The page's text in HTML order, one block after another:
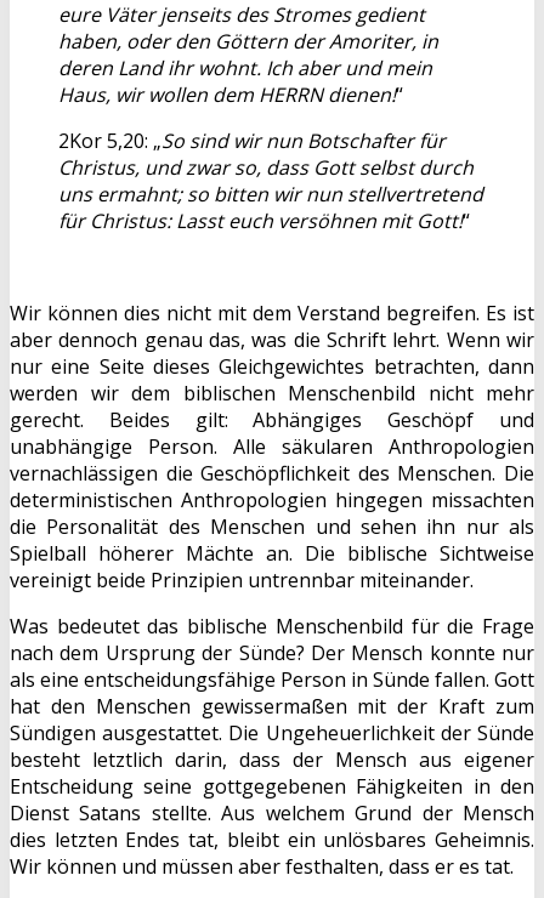
eure Väter jenseits des Stromes gedient
haben, oder den Göttern der Amoriter, in
deren Land ihr wohnt. Ich aber und mein
Haus, wir wollen dem HERRN dienen!“
2Kor 5,20: „So sind wir nun Botschafter für
Christus, und zwar so, dass Gott selbst durch
uns ermahnt; so bitten wir nun stellvertretend
für Christus: Lasst euch versöhnen mit Gott!“
Wir können dies nicht mit dem Verstand begreifen. Es ist
aber dennoch genau das, was die Schrift lehrt. Wenn wir
nur eine Seite dieses Gleichgewichtes betrachten, dann
werden wir dem biblischen Menschenbild nicht mehr
gerecht. Beides gilt: Abhängiges Geschöpf und
unabhängige Person. Alle säkularen Anthropologien
vernachlässigen die Geschöpflichkeit des Menschen. Die
deterministischen Anthropologien hingegen missachten
die Personalität des Menschen und sehen ihn nur als
Spielball höherer Mächte an. Die biblische Sichtweise
vereinigt beide Prinzipien untrennbar miteinander.
Was bedeutet das biblische Menschenbild für die Frage
nach dem Ursprung der Sünde? Der Mensch konnte nur
als eine entscheidungsfähige Person in Sünde fallen. Gott
hat den Menschen gewissermaßen mit der Kraft zum
Sündigen ausgestattet. Die Ungeheuerlichkeit der Sünde
besteht letztlich darin, dass der Mensch aus eigener
Entscheidung seine gottgegebenen Fähigkeiten in den
Dienst Satans stellte. Aus welchem Grund der Mensch
dies letzten Endes tat, bleibt ein unlösbares Geheimnis.
Wir können und müssen aber festhalten, dass er es tat.